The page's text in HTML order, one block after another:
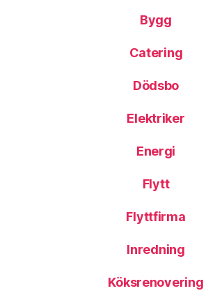
Bygg
Catering
Dödsbo
Elektriker
Energi
Flytt
Flyttfirma
Inredning
Köksrenovering